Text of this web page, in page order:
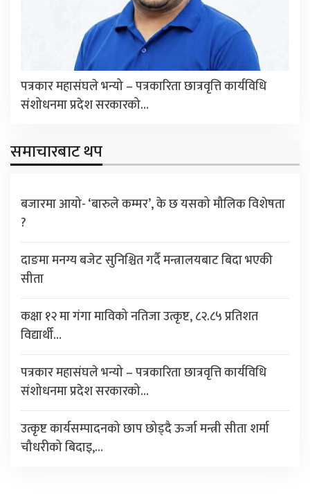
पत्रकार महासंघले भन्यो – पत्रकारिता छात्रवृत्ति कार्यविधि
संशोधनमा प्रदेश सरकारको…
समाचारबाट थप
बजारमा आयो- ‘बारुले कम्मर’, के छ यसको मौलिक विशेषता
?
दाङमा मनग्य बजेट सुनिश्चित गर्दै मन्त्रालयबाट बिदा भएकी
सीता
कक्षा १२ मा गंगा माविको नतिजा उत्कृष्ट, ८२.८५ प्रतिशत
विद्यार्थी…
पत्रकार महासंघले भन्यो – पत्रकारिता छात्रवृत्ति कार्यविधि
संशोधनमा प्रदेश सरकारको…
उत्कृष्ट कार्यसम्पादनको छाप छोड्दै ऊर्जा मन्त्री सीता शर्मा
चौधरीको बिदाइ,…